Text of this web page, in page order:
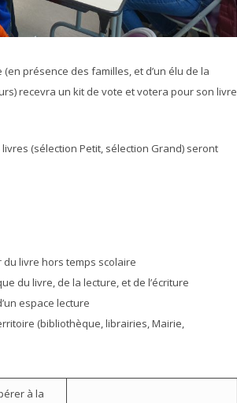
présence des familles, et d’un élu de la
recevra un kit de vote et votera pour son livre
(sélection Petit, sélection Grand) seront
livre hors temps scolaire
du livre, de la lecture, et de l’écriture
espace lecture
(bibliothèque, librairies, Mairie,
à la